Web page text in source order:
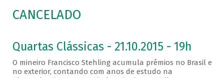
CANCELADO
Quartas Clássicas - 21.10.2015 - 19h
O mineiro Francisco Stehling acumula prêmios no Brasil e
no exterior, contando com anos de estudo na